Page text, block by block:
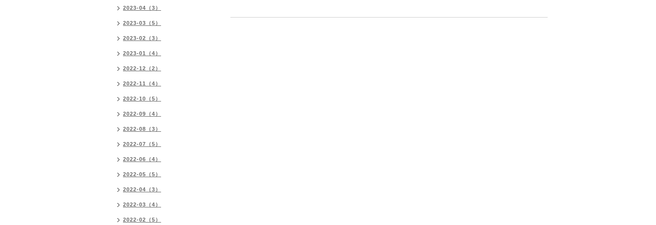
2023-04（3）
2023-03（5）
2023-02（3）
2023-01（4）
2022-12（2）
2022-11（4）
2022-10（5）
2022-09（4）
2022-08（3）
2022-07（5）
2022-06（4）
2022-05（5）
2022-04（3）
2022-03（4）
2022-02（5）